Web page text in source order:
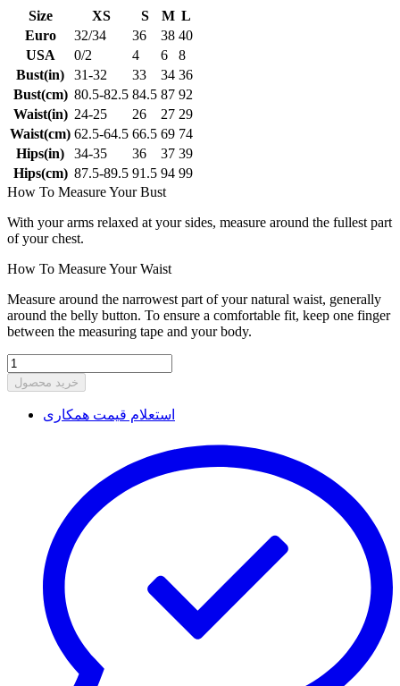
Size XS S M L
Euro
32/34 36 38 40
USA
0/2 4 6
8
Bust(in)
31-32 33 34 36
Bust(cm) 80.5-82.5 84.5 87 92
Waist(in) 24-25 26 27 29
Waist(cm) 62.5-64.5 66.5 69 74
Hips(in)
34-35 36 37 39
Hips(cm) 87.5-89.5 91.5 94 99
How To Measure Your Bust
With your arms relaxed at your sides, measure around the fullest part
of your chest.
How To Measure Your Waist
Measure around the narrowest part of your natural waist, generally
around the belly button. To ensure a comfortable fit, keep one finger
between the measuring tape and your body.
خرید محصول
استعلام قیمت همکاری